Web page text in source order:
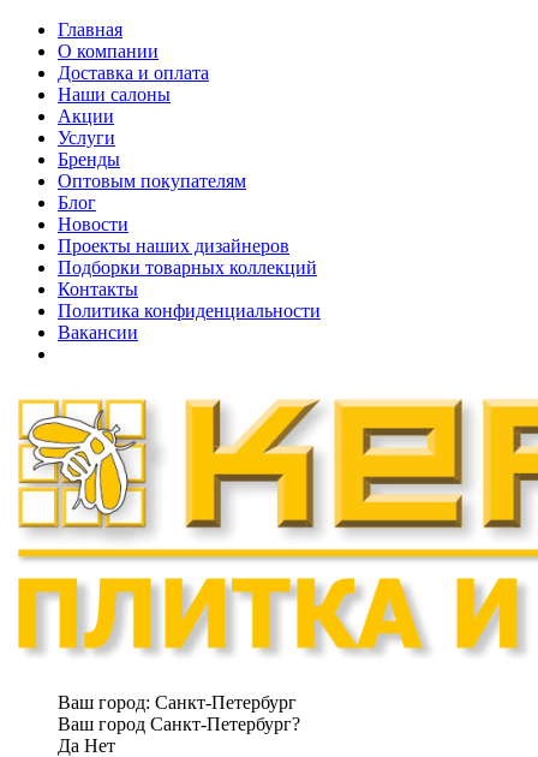
Главная
О компании
Доставка и оплата
Наши cалоны
Акции
Услуги
Бренды
Оптовым покупателям
Блог
Новости
Проекты наших дизайнеров
Подборки товарных коллекций
Контакты
Политика конфиденциальности
Вакансии
Ваш город: Санкт-Петербург
Ваш город Санкт-Петербург?
Да Нет